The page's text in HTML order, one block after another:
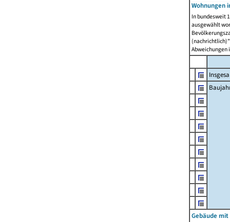
Wohnungen
In bundesweit
ausgewählt
Abweichungen
Gebäude mit